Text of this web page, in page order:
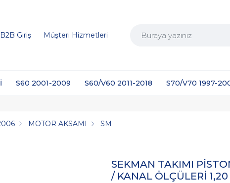
B2B Giriş Müşteri Hizmetleri
S60 2001-2009 S60/V60 2011-2018 S70/V70 1997-
MOTOR AKSAMI SM
SEKMAN TAKIMI
/ KANAL ÖLÇÜLERİ